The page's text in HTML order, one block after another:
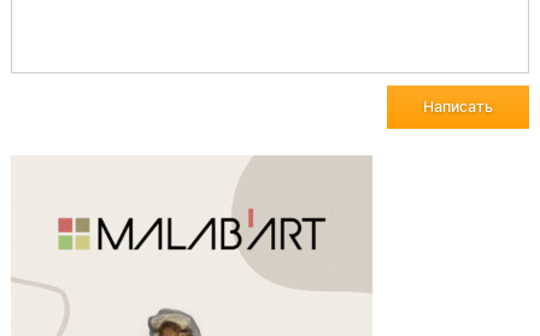
Написать